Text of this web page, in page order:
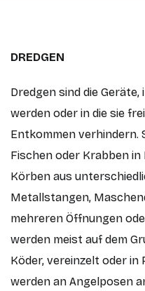
DREDGEN
Dredgen sind die
werden oder in die sie
Entkommen verhindern.
Fischen oder Krabben
Körben aus
Metallstangen,
mehreren Öffnungen
werden meist auf dem
Köder, vereinzelt oder in
werden an Angelposen